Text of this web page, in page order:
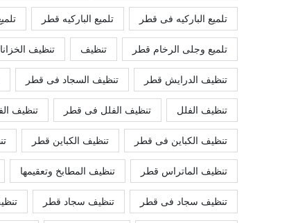
تلميع الباركيه فى قطر تلميع الباركيه قطر
تلميع وجلى الرخام قطر تنظيف تنظيف
تنظيف الدرايش قطر تنظيف السجاد فى قطر
تنظيف الفلل تنظيف الفلل فى قطر تنظيف
تنظيف الكباين فى قطر تنظيف الكباين قطر
تنظيف الماتراس قطر تنظيف المطابخ وتعقيمها
تنظيف سجاد فى قطر تنظيف سجاد قطر